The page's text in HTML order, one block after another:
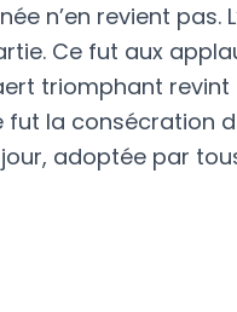
n’en revient pas.
Ce fut aux
triomphant revint
fut la consécration
adoptée par